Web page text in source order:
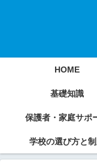
HOME
基礎知識
保護者・家庭サポ
学校の選び方と